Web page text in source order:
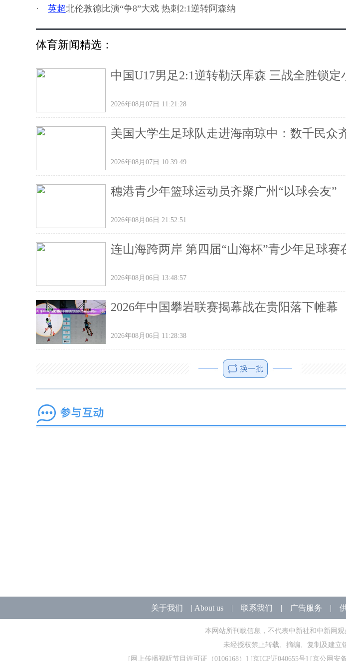
· 英超北伦敦德比演“争8”大戏 热刺2:1逆转阿森纳
体育新闻精选：
中国U17男足2:1逆转勒沃库森 三战全胜锁定
2026年08月07日 11:21:28
美国大学生足球队走进海南琼中：数千民众
2026年08月07日 10:39:49
穗港青少年篮球运动员齐聚广州“以球会友”
2026年08月06日 21:52:51
连山海跨两岸 第四届“山海杯”青少年足球赛
2026年08月06日 13:48:57
2026年中国攀岩联赛揭幕战在贵阳落下帷幕
2026年08月06日 11:28:38
关于我们 | About us| 联系我们 | 广告服务 |
本网站所刊载信息，不代表中新社和中新网
未经授权禁止转载、摘编、复制及建立
[ 网上传播视听节目许可证（0106168） ] [京ICP证040655号] [京公网安